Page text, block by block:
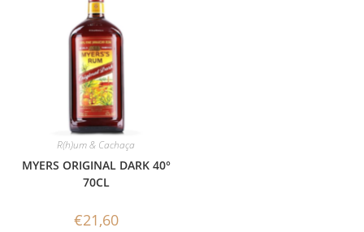
R(h)um & Cachaça
MYERS ORIGINAL DARK 40°
70CL
€21,60